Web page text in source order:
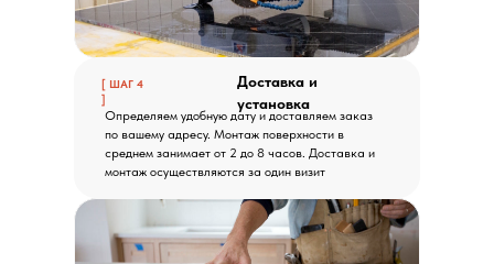
Определяем удобную дату и доставляем заказ
по вашему адресу. Монтаж поверхности в
среднем занимает от 2 до 8 часов. Доставка и
монтаж осуществляются за один визит
[ ШАГ 4
]
Доставка и
установка